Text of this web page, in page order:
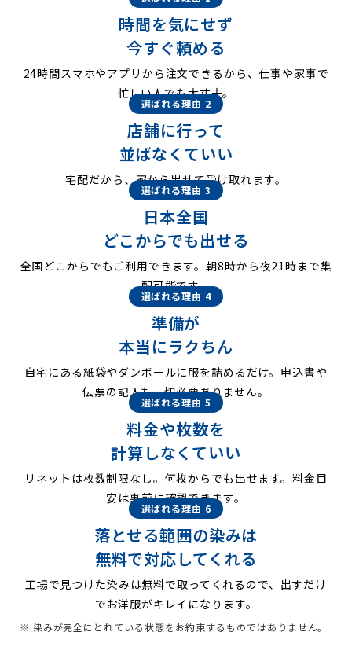
時間を気にせず
今すぐ頼める
24時間スマホやアプリから注文できるから、仕事や家事で
忙しい人でも大丈夫。
選ばれる理由 2
店舗に行って
並ばなくていい
宅配だから、家から出せて受け取れます。
選ばれる理由 3
日本全国
どこからでも出せる
全国どこからでもご利用できます。朝8時から夜21時まで集
配可能です。
選ばれる理由 4
準備が
本当にラクちん
自宅にある紙袋やダンボールに服を詰めるだけ。申込書や
伝票の記入も一切必要ありません。
選ばれる理由 5
料金や枚数を
計算しなくていい
リネットは枚数制限なし。何枚からでも出せます。料金目
安は事前に確認できます。
選ばれる理由 6
落とせる範囲の染みは
無料で対応してくれる
工場で見つけた染みは無料で取ってくれるので、出すだけ
でお洋服がキレイになります。
※ 染みが完全にとれている状態をお約束するものではありません。